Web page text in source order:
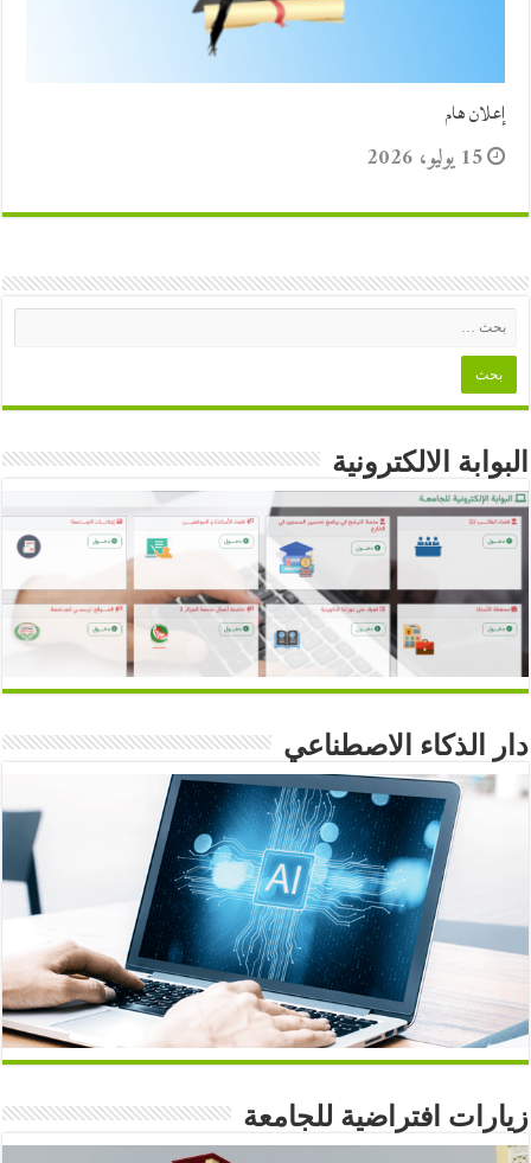
إعلان هام
15 يوليو، 2026
البوابة الالكترونية
دار الذكاء الاصطناعي
زيارات افتراضية للجامعة